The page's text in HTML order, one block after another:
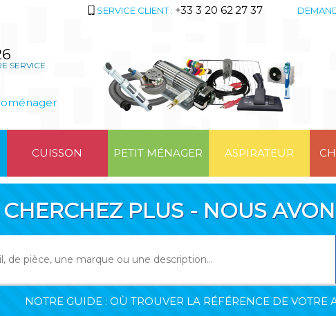
SERVICE CLIENT : +33 3 20 62 27 37
SERVICE
CUISSON PETIT MÉNAGER ASPIRATEUR
PLUS - NOUS
NOTRE GUIDE : OÙ TROUVER LA RÉFÉRENCE DE VOTRE